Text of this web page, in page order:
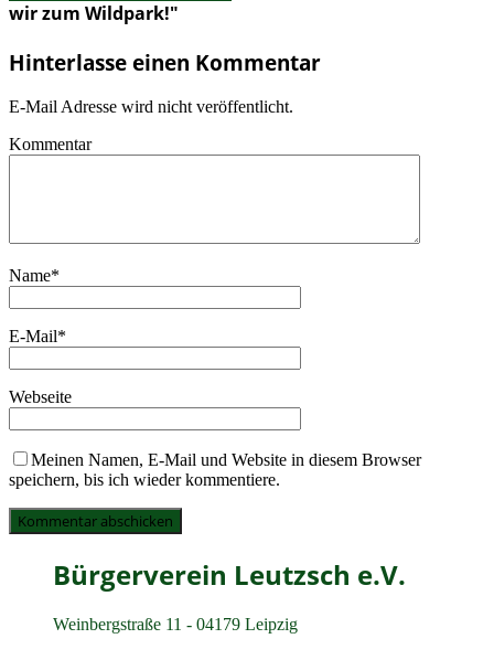
wir zum Wildpark!"
Hinterlasse einen Kommentar
E-Mail Adresse wird nicht veröffentlicht.
Kommentar
Name*
E-Mail*
Webseite
Meinen Namen, E-Mail und Website in diesem Browser
speichern, bis ich wieder kommentiere.
Bürgerverein Leutzsch e.V.
Weinbergstraße 11 - 04179 Leipzig